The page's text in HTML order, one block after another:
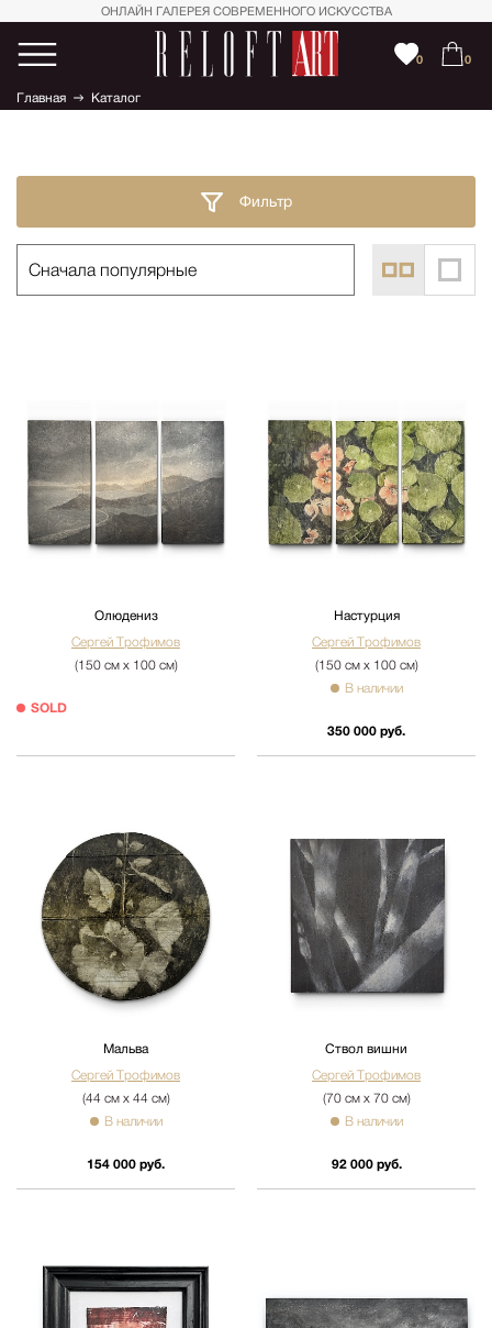
ОНЛАЙН ГАЛЕРЕЯ СОВРЕМЕННОГО ИСКУССТВА
0 0
Главная Каталог
Фильтр
Олюдениз
Сергей Трофимов
(150 см х 100 см)
SOLD
Настурция
Сергей Трофимов
(150 см х 100 см)
В наличии
350 000 руб.
Мальва
Сергей Трофимов
(44 см х 44 см)
В наличии
154 000 руб.
Ствол вишни
Сергей Трофимов
(70 см х 70 см)
В наличии
92 000 руб.